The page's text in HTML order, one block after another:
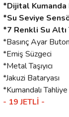
*Dijital Kumanda
*Su Seviye
*7 Renkli Su Altı
*Basınç Ayar
*Emiş Süzgeci
*Metal Taşıyıcı
*Jakuzi Bataryası
*Kumandalı
- 19 JETLİ -